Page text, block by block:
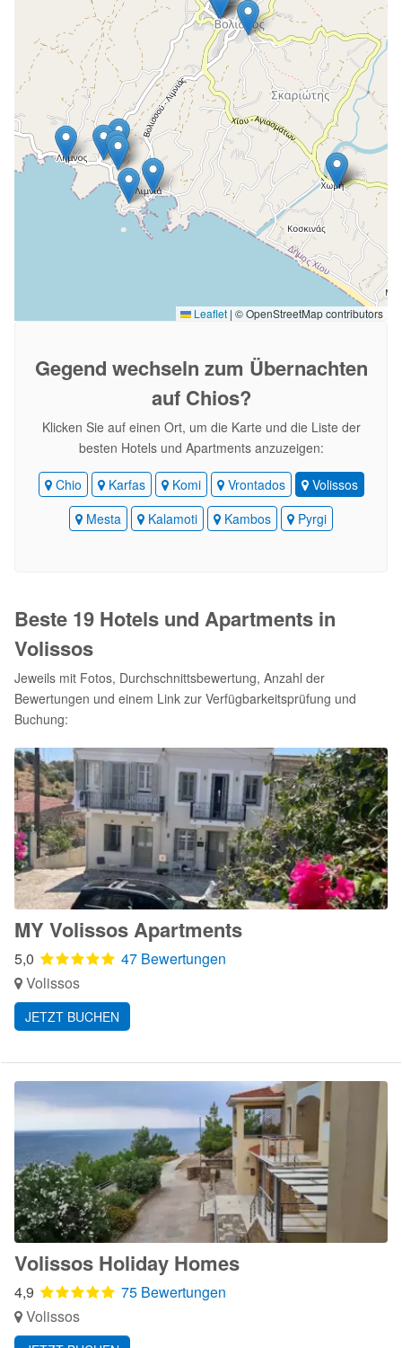
Leaflet | © OpenStreetMap contributors
Gegend wechseln zum Übernachten
auf Chios?
Klicken Sie auf einen Ort, um die Karte und die Liste der
besten Hotels und Apartments anzuzeigen:
Chio Karfas Komi Vrontados
Volissos
Mesta
Kalamoti Kambos Pyrgi
Beste 19 Hotels und Apartments in
Volissos
Jeweils mit Fotos, Durchschnittsbewertung, Anzahl der
Bewertungen und einem Link zur Verfügbarkeitsprüfung und
Buchung:
MY Volissos Apartments
5,0
47 Bewertungen
Volissos
JETZT BUCHEN
Volissos Holiday Homes
4,9
75 Bewertungen
Volissos